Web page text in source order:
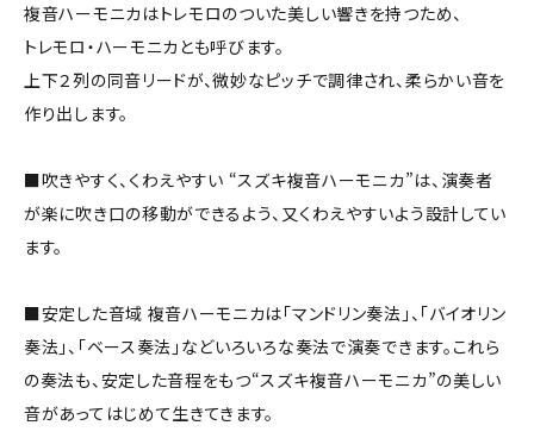
複音ハーモニカはトレモロのついた美しい響きを持つため、
トレモロ・ハーモニカとも呼びます。
上下２列の同音リードが、微妙なピッチで調律され、柔らかい音を
作り出します。
■吹きやすく、くわえやすい “スズキ複音ハーモニカ”は、演奏者
が楽に吹き口の移動ができるよう、又くわえやすいよう設計してい
ます。
■安定した音域 複音ハーモニカは「マンドリン奏法」、「バイオリン
奏法」、「ベース奏法」などいろいろな奏法で演奏できます。これら
の奏法も、安定した音程をもつ“スズキ複音ハーモニカ”の美しい
音があってはじめて生きてきます。